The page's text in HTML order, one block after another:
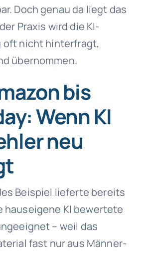
Doch genau da liegt das
Praxis wird die KI-
oft nicht hinterfragt,
übernommen.
bis
Wenn KI
neu
Beispiel lieferte bereits
hauseigene KI bewertete
– weil das
fast nur aus Männer-